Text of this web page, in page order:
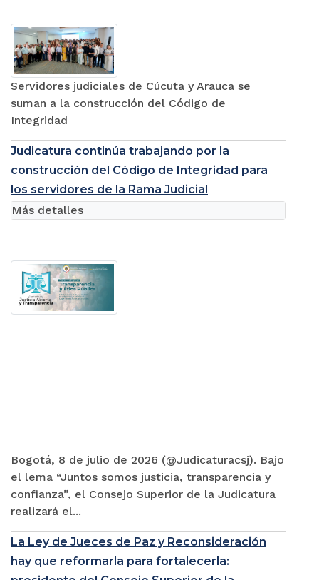
Servidores judiciales de Cúcuta y Arauca se
suman a la construcción del Código de
Integridad
Judicatura continúa trabajando por la
construcción del Código de Integridad para
los servidores de la Rama Judicial
Bogotá, 8 de julio de 2026 (@Judicaturacsj). Bajo
el lema “Juntos somos justicia, transparencia y
confianza”, el Consejo Superior de la Judicatura
realizará el...
Más detalles
La Ley de Jueces de Paz y Reconsideración
hay que reformarla para fortalecerla: